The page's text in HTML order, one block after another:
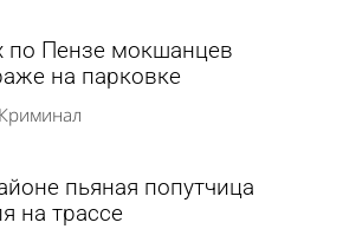
по Пензе мокшанцев
на парковке
Криминал
пьяная попутчица
на трассе